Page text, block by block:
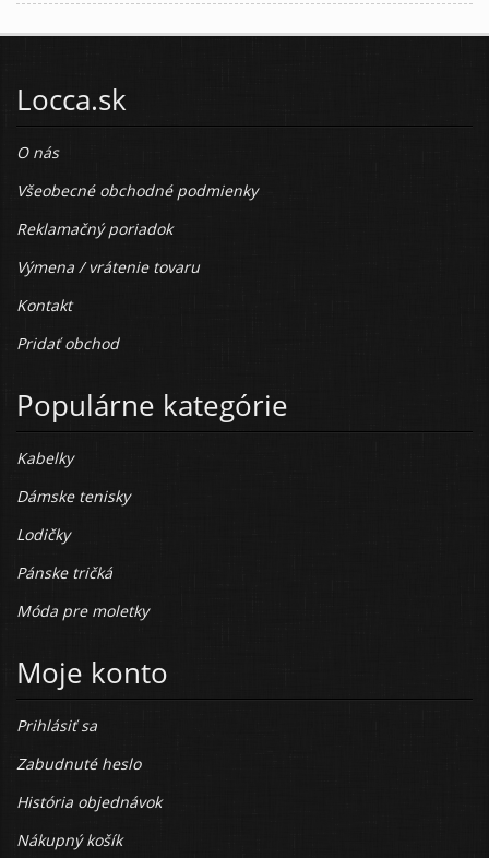
Locca.sk
O nás
Všeobecné obchodné podmienky
Reklamačný poriadok
Výmena / vrátenie tovaru
Kontakt
Pridať obchod
Populárne kategórie
Kabelky
Dámske tenisky
Lodičky
Pánske tričká
Móda pre moletky
Moje konto
Prihlásiť sa
Zabudnuté heslo
História objednávok
Nákupný košík